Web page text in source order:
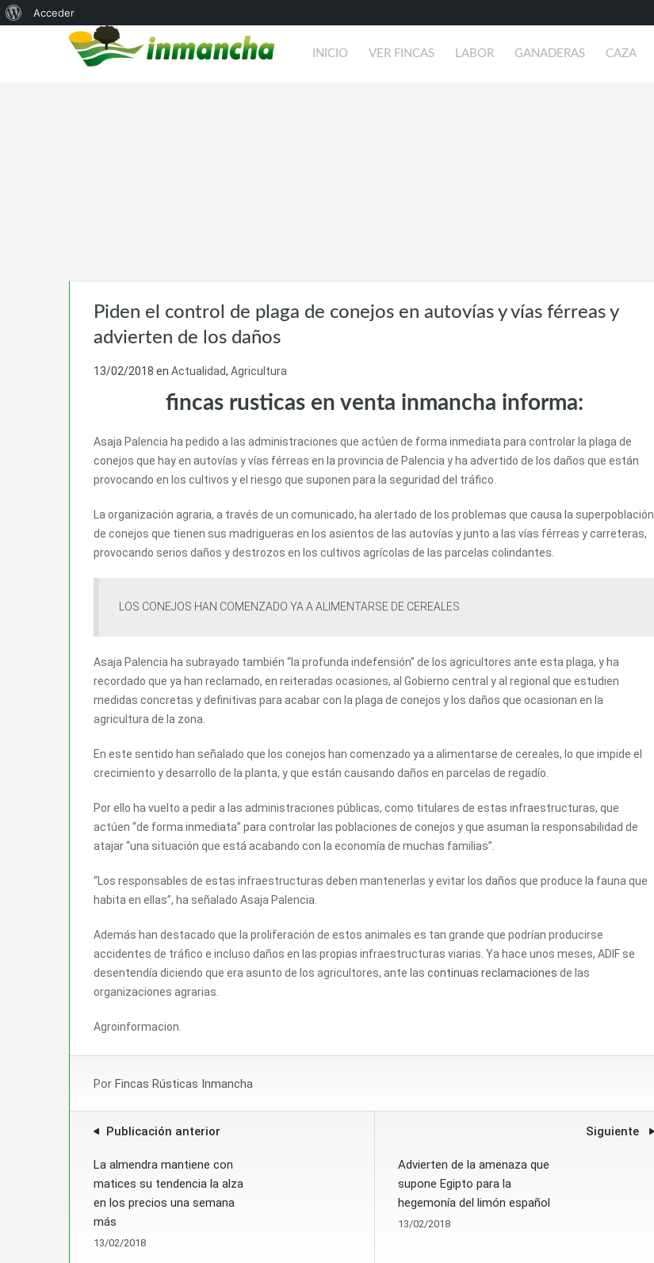
Acerca
Acceder
INICIO VER FINCAS LABOR GANADERAS CAZA
Piden el control de plaga de conejos en autovías y vías férreas y
advierten de los daños
13/02/2018 en Actualidad, Agricultura
fincas rusticas en venta inmancha informa:
Asaja Palencia ha pedido a las administraciones que actúen de forma inmediata para controlar la plaga de
conejos que hay en autovías y vías férreas en la provincia de Palencia y ha advertido de los daños que están
provocando en los cultivos y el riesgo que suponen para la seguridad del tráfico.
La organización agraria, a través de un comunicado, ha alertado de los problemas que causa la superpoblación
de conejos que tienen sus madrigueras en los asientos de las autovías y junto a las vías férreas y carreteras,
provocando serios daños y destrozos en los cultivos agrícolas de las parcelas colindantes.
LOS CONEJOS HAN COMENZADO YA A ALIMENTARSE DE CEREALES
Asaja Palencia ha subrayado también “la profunda indefensión” de los agricultores ante esta plaga, y ha
recordado que ya han reclamado, en reiteradas ocasiones, al Gobierno central y al regional que estudien
medidas concretas y definitivas para acabar con la plaga de conejos y los daños que ocasionan en la
agricultura de la zona.
En este sentido han señalado que los conejos han comenzado ya a alimentarse de cereales, lo que impide el
crecimiento y desarrollo de la planta, y que están causando daños en parcelas de regadío.
Por ello ha vuelto a pedir a las administraciones públicas, como titulares de estas infraestructuras, que
actúen “de forma inmediata” para controlar las poblaciones de conejos y que asuman la responsabilidad de
atajar “una situación que está acabando con la economía de muchas familias”.
“Los responsables de estas infraestructuras deben mantenerlas y evitar los daños que produce la fauna que
habita en ellas”, ha señalado Asaja Palencia.
Además han destacado que la proliferación de estos animales es tan grande que podrían producirse
accidentes de tráfico e incluso daños en las propias infraestructuras viarias. Ya hace unos meses, ADIF se
desentendía diciendo que era asunto de los agricultores, ante las continuas reclamaciones de las
organizaciones agrarias.
Agroinformacion.
Por Fincas Rústicas Inmancha
Publicación anterior
La almendra mantiene con
matices su tendencia la alza
en los precios una semana
más
13/02/2018
Siguiente
Advierten de la amenaza que
supone Egipto para la
hegemonía del limón español
13/02/2018